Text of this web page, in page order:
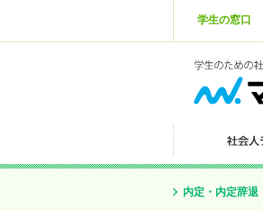
学生の窓口
内定・内定辞退